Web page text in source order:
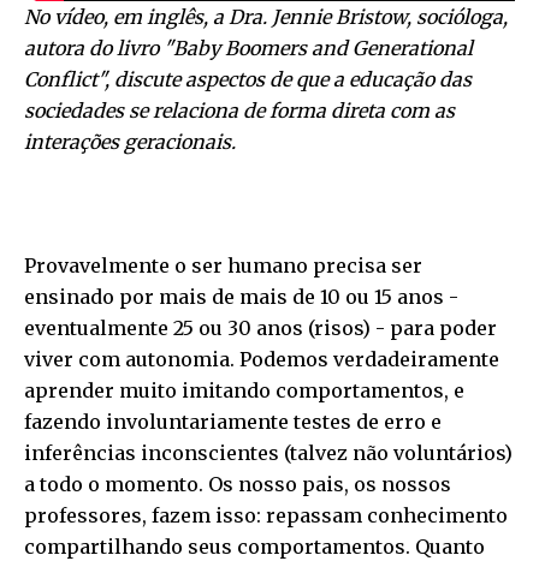
No vídeo, em inglês, a Dra. Jennie Bristow, socióloga,
autora do livro "Baby Boomers and Generational
Conflict", discute aspectos de que a educação das
sociedades se relaciona de forma direta com as
interações geracionais.
Provavelmente o ser humano precisa ser
ensinado por mais de mais de 10 ou 15 anos -
eventualmente 25 ou 30 anos (risos) - para poder
viver com autonomia. Podemos verdadeiramente
aprender muito imitando comportamentos, e
fazendo involuntariamente testes de erro e
inferências inconscientes (talvez não voluntários)
a todo o momento. Os nosso pais, os nossos
professores, fazem isso: repassam conhecimento
compartilhando seus comportamentos. Quanto